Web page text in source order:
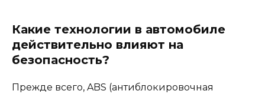
Какие технологии в автомобиле
действительно влияют на
безопасность?
Прежде всего, ABS (антиблокировочная